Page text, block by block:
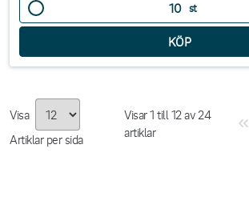
st
Visa
Artiklar per sida
Visar1 till12av 24
artiklar